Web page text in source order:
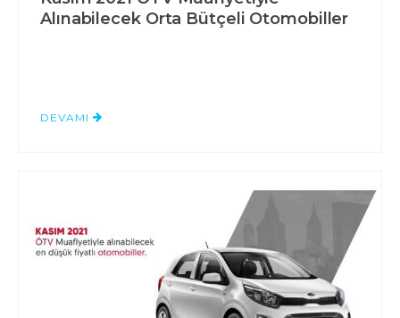
Alınabilecek Orta Bütçeli Otomobiller
DEVAMI